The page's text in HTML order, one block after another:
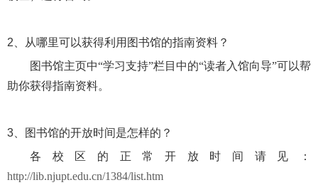
2、
从哪里可以获得利用图书馆的指南资料？
图书馆主页中“学习支持”栏目中的“读者入馆向导”可以帮
助你获得指南资料。
3、
图书馆的开放时间是怎样的？
各校区的正常开放时间请见：
http://lib.njupt.edu.cn/1384/list.htm